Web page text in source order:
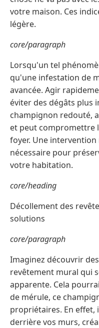
votre maison. Ces
légère.
core/paragraph
Lorsqu'un tel
qu'une infestation de
avancée. Agir
éviter des dégâts plus
champignon redouté,
et peut compromettre
foyer. Une
nécessaire pour
votre habitation.
core/heading
Décollement des
solutions
core/paragraph
Imaginez découvrir
revêtement mural qui
apparente. Cela
de mérule, ce
propriétaires. En
derrière vos murs,